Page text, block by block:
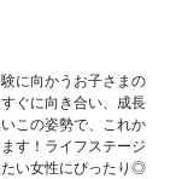
に向かうお子さまの
ぐに向き合い、成長
この姿勢で、これか
す！ライフステージ
たい女性にぴったり◎